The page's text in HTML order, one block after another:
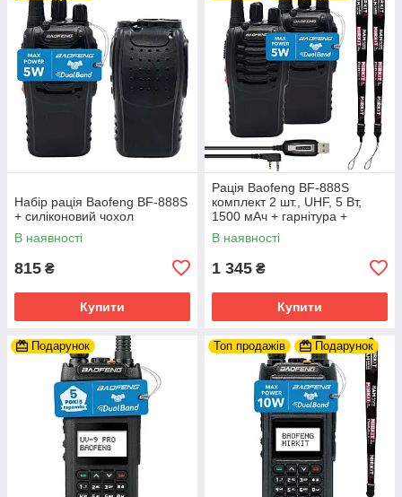
Набір рація Baofeng BF-888S
+ силіконовий чохол
В наявності
815 ₴
Купити
Рація Baofeng BF-888S
комплект 2 шт., UHF, 5 Вт,
1500 мАч + гарнітура +
Кабель для програмування
В наявності
1 345 ₴
Купити
Подарунок Топ продажів Подарунок